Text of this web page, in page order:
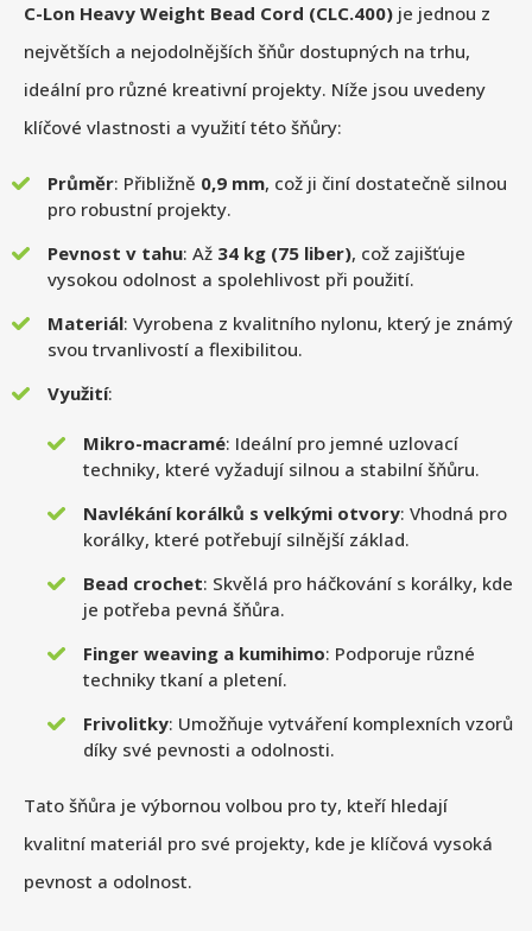
C-Lon Heavy Weight Bead Cord (CLC.400) je jednou z
největších a nejodolnějších šňůr dostupných na trhu,
ideální pro různé kreativní projekty. Níže jsou uvedeny
klíčové vlastnosti a využití této šňůry:
Průměr: Přibližně 0,9 mm, což ji činí dostatečně silnou
pro robustní projekty.
Pevnost v tahu: Až 34 kg (75 liber), což zajišťuje
vysokou odolnost a spolehlivost při použití.
Materiál: Vyrobena z kvalitního nylonu, který je známý
svou trvanlivostí a flexibilitou.
Využití:
Mikro-macramé: Ideální pro jemné uzlovací
techniky, které vyžadují silnou a stabilní šňůru.
Navlékání korálků s velkými otvory: Vhodná pro
korálky, které potřebují silnější základ.
Bead crochet: Skvělá pro háčkování s korálky, kde
je potřeba pevná šňůra.
Finger weaving a kumihimo: Podporuje různé
techniky tkaní a pletení.
Frivolitky: Umožňuje vytváření komplexních vzorů
díky své pevnosti a odolnosti.
Tato šňůra je výbornou volbou pro ty, kteří hledají
kvalitní materiál pro své projekty, kde je klíčová vysoká
pevnost a odolnost.